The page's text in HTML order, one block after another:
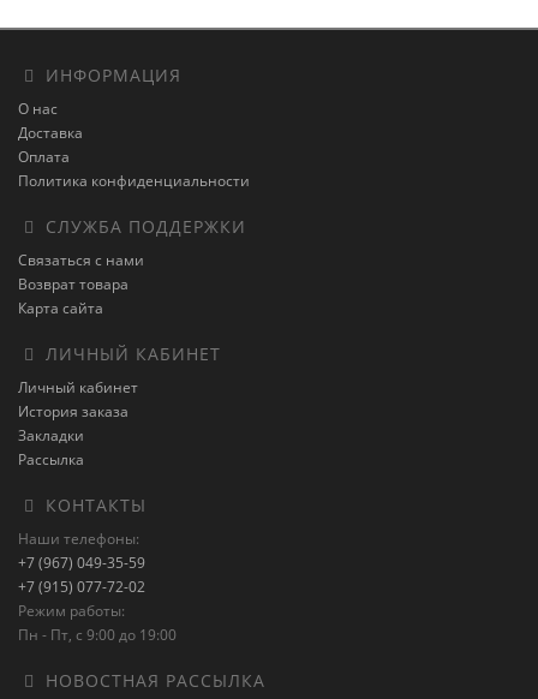
ИНФОРМАЦИЯ
О нас
Доставка
Оплата
Политика конфиденциальности
СЛУЖБА ПОДДЕРЖКИ
Связаться с нами
Возврат товара
Карта сайта
ЛИЧНЫЙ КАБИНЕТ
Личный кабинет
История заказа
Закладки
Рассылка
КОНТАКТЫ
Наши телефоны:
+7 (967) 049-35-59
+7 (915) 077-72-02
Режим работы:
Пн - Пт, с 9:00 до 19:00
НОВОСТНАЯ РАССЫЛКА